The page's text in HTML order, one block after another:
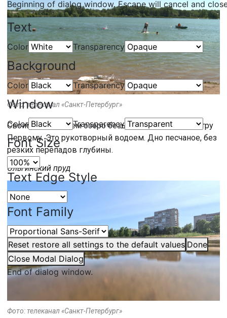
Beginning of dialog window. Escape will cancel and
Text
Color Transparency
Background
Color Transparency
Window
Color Transparency
Font Size
Text Edge Style
Font Family
Reset restore all settings to the default values Done
Close Modal Dialog
End of dialog window.
Фото: телеканал «Санкт-Петербург»
Своим появлением озеро безымянное обязано Петру
Первому. Это рукотворный водоем. Дно песчаное, без
резких перепадов глубины.
Ольгинский пруд
Фото: телеканал «Санкт-Петербург»